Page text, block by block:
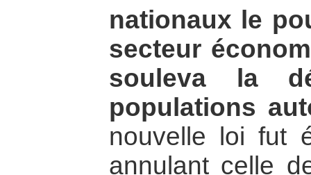
nationaux le
secteur
souleva la
populations
nouvelle loi fut
annulant celle